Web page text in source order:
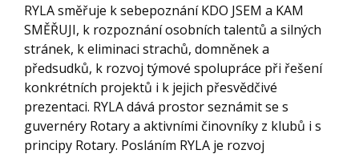
RYLA směřuje k sebepoznání KDO JSEM a KAM
SMĚŘUJI, k rozpoznání osobních talentů a silných
stránek, k eliminaci strachů, domněnek a
předsudků, k rozvoj týmové spolupráce při řešení
konkrétních projektů i k jejich přesvědčivé
prezentaci. RYLA dává prostor seznámit se s
guvernéry Rotary a aktivními činovníky z klubů i s
principy Rotary. Posláním RYLA je rozvoj